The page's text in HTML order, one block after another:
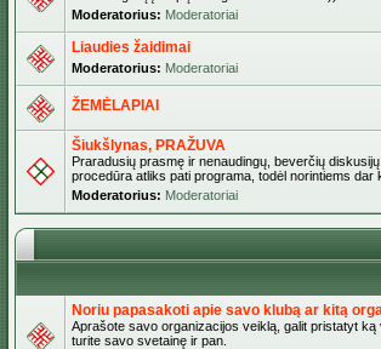
Moderatorius: Moderatoriai
Liaudies žaidimai
Moderatorius: Moderatoriai
ŽEMĖLAPIAI
Šiukšlynas, PRAŽUVA
Praradusių prasmę ir nenaudingų, beverčių
procedūra atliks pati programa, todėl norintiems
Moderatorius: Moderatoriai
Noriu papasakoti apie savo klubą ar kitą
Aprašote savo organizacijos veiklą, galit pristatyt
turite savo svetainę ir pan.